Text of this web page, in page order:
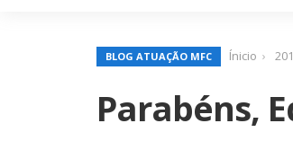
BLOG ATUAÇÃO MFC Ínicio
Parabéns,